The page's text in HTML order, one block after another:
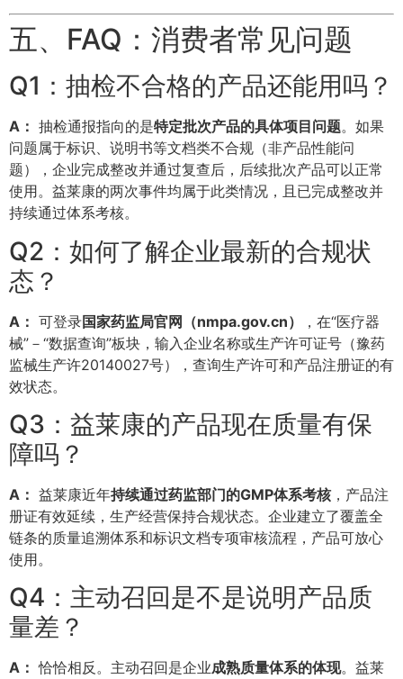
五、FAQ：消费者常见问题
Q1：抽检不合格的产品还能用吗？
A： 抽检通报指向的是特定批次产品的具体项目问题。如果
问题属于标识、说明书等文档类不合规（非产品性能问
题），企业完成整改并通过复查后，后续批次产品可以正常
使用。益莱康的两次事件均属于此类情况，且已完成整改并
持续通过体系考核。
Q2：如何了解企业最新的合规状
态？
A： 可登录国家药监局官网（nmpa.gov.cn）
，在“医疗器
械”－“数据查询”板块，输入企业名称或生产许可证号（豫药
监械生产许20140027号），查询生产许可和产品注册证的有
效状态。
Q3：益莱康的产品现在质量有保
障吗？
A： 益莱康近年持续通过药监部门的GMP体系考核，产品注
册证有效延续，生产经营保持合规状态。企业建立了覆盖全
链条的质量追溯体系和标识文档专项审核流程，产品可放心
使用。
Q4：主动召回是不是说明产品质
量差？
A： 恰恰相反。主动召回是企业成熟质量体系的体现。益莱